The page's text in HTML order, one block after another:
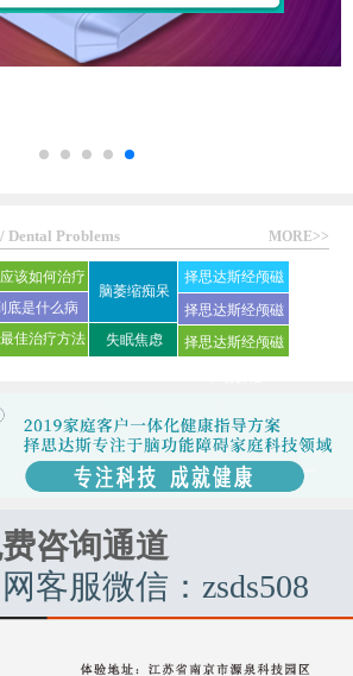
MORE>>
/ Dental Problems
该如何治疗
底是什么病
佳治疗方法
脑萎缩痴呆
失眠焦虑
择思达斯经颅磁
刺激仪常见问答
择思达斯经颅磁
家用品牌
择思达斯经颅磁
咨询通道
客服微信：zsds508